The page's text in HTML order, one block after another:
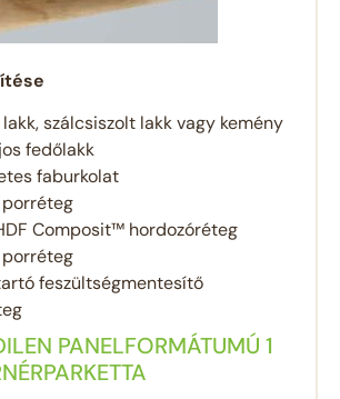
szálcsiszolt lakk vagy kemény
fedőlakk
faburkolat
porréteg
Composit™ hordozóréteg
porréteg
feszültségmentesítő
PANELFORMÁTUMÚ 1